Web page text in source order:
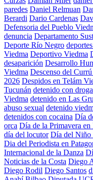
paredes Daniel Relmuan
Berardi Dario Cardenas
Defensoria del Pueblo
denuncia Departamento
Deporte Río Negro
Viedma Deportivo Viedma
desaparición Desarrollo
Viedma Descenso del
2026 Despidos en Telám
Tucunán detenido con
Viedma detenido en Las
abuso sexual detenido
detenidos con cocaina Día
orca Día de la Primavera en
día del locutor Día del Niño
Dia del Periodista en
Internacional de la Danza
Noticias de la Costa Diego
Diego Rodil Diego Santos